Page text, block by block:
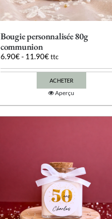
Bougie personnalisée 80g
communion
6.90€- 11.90€ ttc
ACHETER
Ce
produit
a
plusieurs
être
choisies
sur
la
page
du
produit
Aperçu